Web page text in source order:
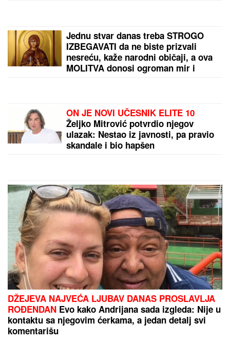
SUPERKOLONIJA MRAVA DUGA 6.000 KM TAKOĐE
SE ŠIRI ITALIJOM:Preseca severnu Italiju, južnu
Francusku, Španiju i Portugal
PREPORUKA ZA VAS
STRAVIČNA NESREĆA KOD JASENOVIKA!Strahuje
se da ima TEŠKO POVREĐENIH, sve vrvi od policije
i Hitne pomoći (FOTO)